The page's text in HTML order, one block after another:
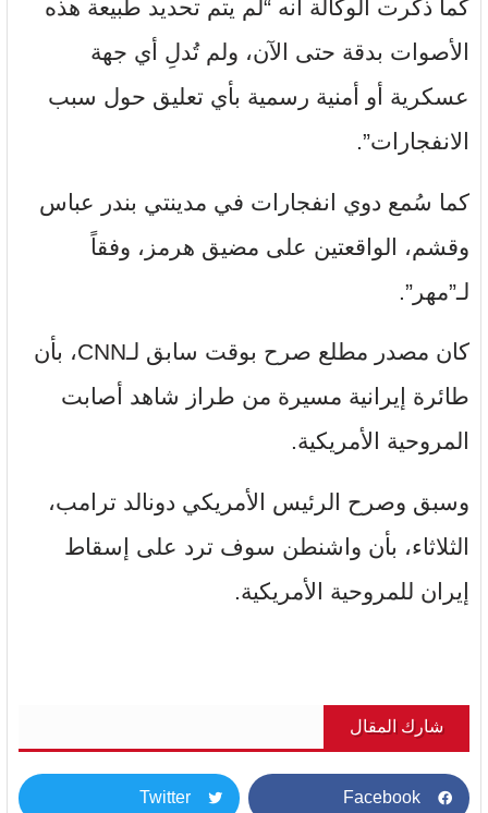
كما ذكرت الوكالة أنه “لم يتم تحديد طبيعة هذه
الأصوات بدقة حتى الآن، ولم تُدلِ أي جهة
عسكرية أو أمنية رسمية بأي تعليق حول سبب
الانفجارات”.
كما سُمع دوي انفجارات في مدينتي بندر عباس
وقشم، الواقعتين على مضيق هرمز، وفقاً
لـ”مهر”.
كان مصدر مطلع صرح بوقت سابق لـCNN، بأن
طائرة إيرانية مسيرة من طراز شاهد أصابت
المروحية الأمريكية.
وسبق وصرح الرئيس الأمريكي دونالد ترامب،
الثلاثاء، بأن واشنطن سوف ترد على إسقاط
إيران للمروحية الأمريكية.
شارك المقال
Facebook
Twitter